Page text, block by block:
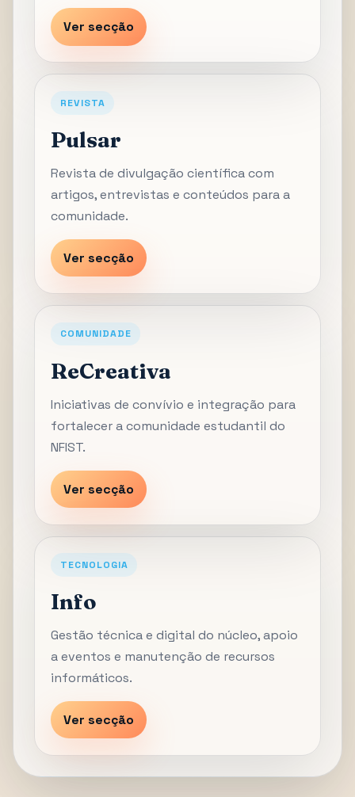
Ver secção
REVISTA
Pulsar
Revista de divulgação científica com
artigos, entrevistas e conteúdos para a
comunidade.
Ver secção
COMUNIDADE
ReCreativa
Iniciativas de convívio e integração para
fortalecer a comunidade estudantil do
NFIST.
Ver secção
TECNOLOGIA
Info
Gestão técnica e digital do núcleo, apoio
a eventos e manutenção de recursos
informáticos.
Ver secção